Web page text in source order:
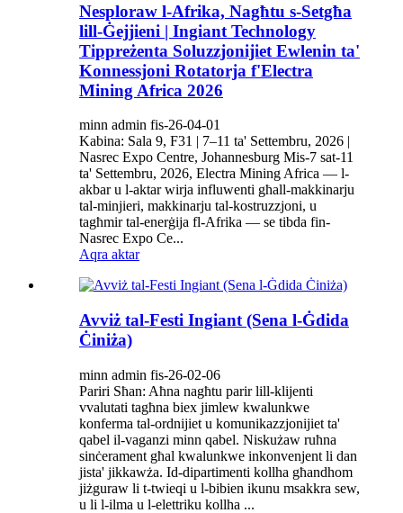
Nesploraw l-Afrika, Nagħtu s-Setgħa
lill-Ġejjieni | Ingiant Technology
Tippreżenta Soluzzjonijiet Ewlenin ta'
Konnessjoni Rotatorja f'Electra
Mining Africa 2026
minn admin fis-26-04-01
Kabina: Sala 9, F31 | 7–11 ta' Settembru, 2026 |
Nasrec Expo Centre, Johannesburg Mis-7 sat-11
ta' Settembru, 2026, Electra Mining Africa — l-
akbar u l-aktar wirja influwenti għall-makkinarju
tal-minjieri, makkinarju tal-kostruzzjoni, u
tagħmir tal-enerġija fl-Afrika — se tibda fin-
Nasrec Expo Ce...
Aqra aktar
Avviż tal-Festi Ingiant (Sena l-Ġdida
Ċiniża)
minn admin fis-26-02-06
Pariri Sħan: Aħna nagħtu parir lill-klijenti
vvalutati tagħna biex jimlew kwalunkwe
konferma tal-ordnijiet u komunikazzjonijiet ta'
qabel il-vaganzi minn qabel. Niskużaw ruħna
sinċerament għal kwalunkwe inkonvenjent li dan
jista' jikkawża. Id-dipartimenti kollha għandhom
jiżguraw li t-twieqi u l-bibien ikunu msakkra sew,
u li l-ilma u l-elettriku kollha ...